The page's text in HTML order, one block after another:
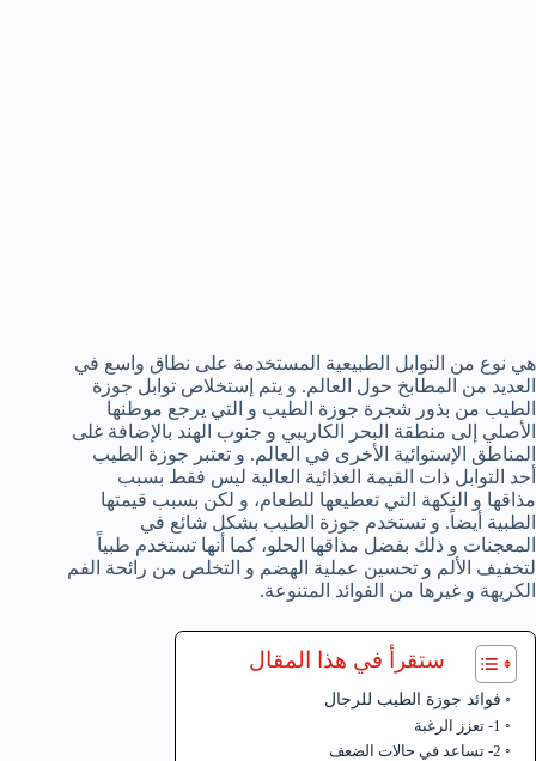
هي نوع من التوابل الطبيعية المستخدمة على نطاق واسع في
العديد من المطابخ حول العالم. و يتم إستخلاص توابل جوزة
الطيب من بذور شجرة جوزة الطيب و التي يرجع موطنها
الأصلي إلى منطقة البحر الكاريبي و جنوب الهند بالإضافة غلى
المناطق الإستوائية الأخرى في العالم. و تعتبر جوزة الطيب
أحد التوابل ذات القيمة الغذائية العالية ليس فقط بسبب
مذاقها و النكهة التي تعطيعها للطعام، و لكن بسبب قيمتها
الطبية أيضاً. و تستخدم جوزة الطيب بشكل شائع في
المعجنات و ذلك بفضل مذاقها الحلو، كما أنها تستخدم طبياً
لتخفيف الألم و تحسين عملية الهضم و التخلص من رائحة الفم
الكريهة و غيرها من الفوائد المتنوعة.
ستقرأ في هذا المقال
فوائد جوزة الطيب للرجال
1- تعزز الرغبة
2- تساعد في حالات الضعف